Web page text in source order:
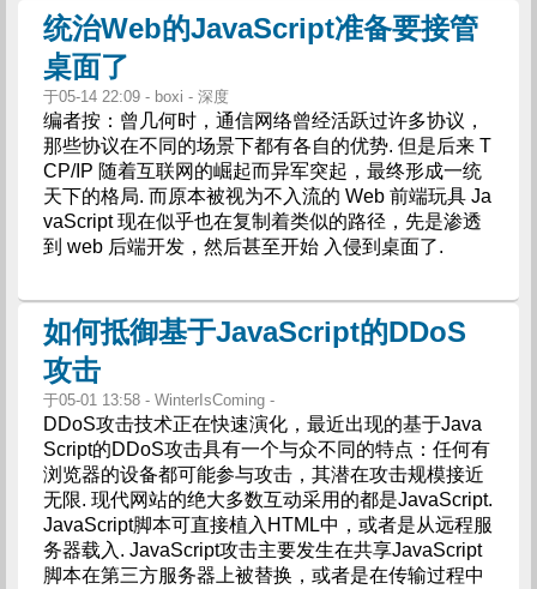
统治Web的JavaScript准备要接管
桌面了
于05-14 22:09 - boxi - 深度
编者按：曾几何时，通信网络曾经活跃过许多协议，
那些协议在不同的场景下都有各自的优势. 但是后来 T
CP/IP 随着互联网的崛起而异军突起，最终形成一统
天下的格局. 而原本被视为不入流的 Web 前端玩具 Ja
vaScript 现在似乎也在复制着类似的路径，先是渗透
到 web 后端开发，然后甚至开始 入侵到桌面了.
如何抵御基于JavaScript的DDoS
攻击
于05-01 13:58 - WinterIsComing -
DDoS攻击技术正在快速演化，最近出现的基于Java
Script的DDoS攻击具有一个与众不同的特点：任何有
浏览器的设备都可能参与攻击，其潜在攻击规模接近
无限. 现代网站的绝大多数互动采用的都是JavaScript.
JavaScript脚本可直接植入HTML中，或者是从远程服
务器载入. JavaScript攻击主要发生在共享JavaScript
脚本在第三方服务器上被替换，或者是在传输过程中